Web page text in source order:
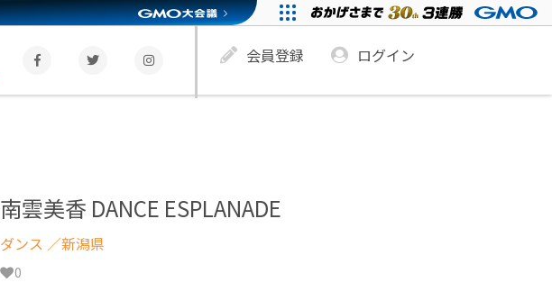
会員登録 ログイン
南雲美香 DANCE ESPLANADE
ダンス ／新潟県
0